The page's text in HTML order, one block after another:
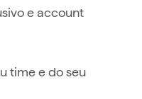
e account
time e do seu